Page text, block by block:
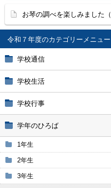
令和７年度
学校通信
学校生活
学校行事
学年のひろば
1年生
2年生
3年生
お琴の調べを楽しみました（